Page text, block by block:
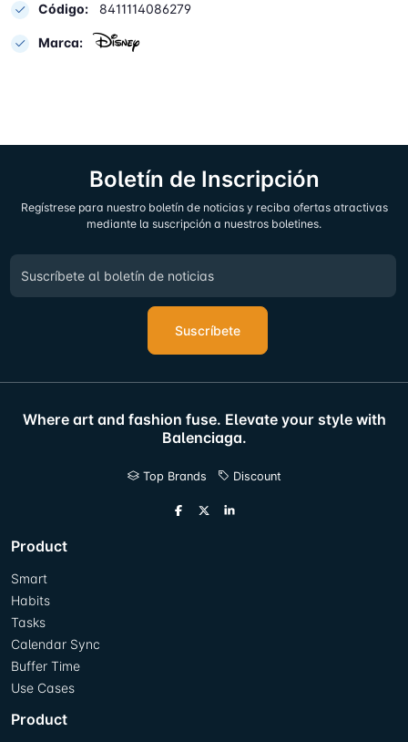
Código: 8411114086279
Marca:
Boletín de Inscripción
Regístrese para nuestro boletín de noticias y reciba ofertas atractivas
mediante la suscripción a nuestros boletines.
Suscríbete
Where art and fashion fuse. Elevate your style with
Balenciaga.
Top Brands Discount
Product
Smart
Habits
Tasks
Calendar Sync
Buffer Time
Use Cases
Product